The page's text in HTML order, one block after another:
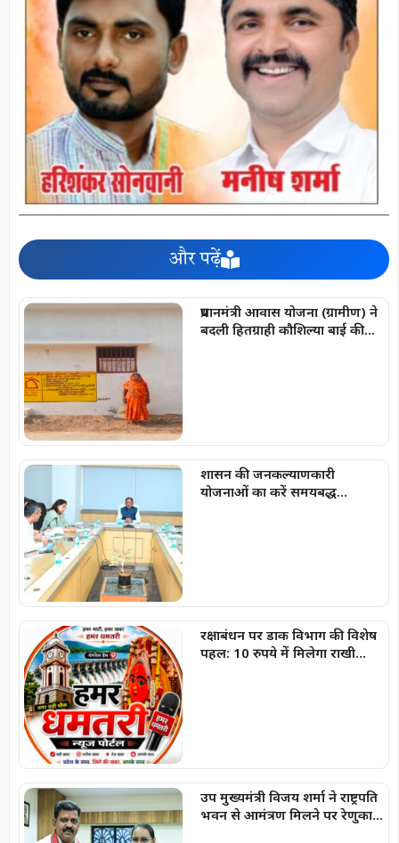
और पढ़ें
प्रधानमंत्री आवास योजना (ग्रामीण) ने
बदली हितग्राही कौशिल्या बाई की
शासन की जनकल्याणकारी
योजनाओं का करें समयबद्ध
रक्षाबंधन पर डाक विभाग की विशेष
पहल: 10 रुपये में मिलेगा राखी
उप मुख्यमंत्री विजय शर्मा ने राष्ट्रपति
भवन से आमंत्रण मिलने पर रेणुका